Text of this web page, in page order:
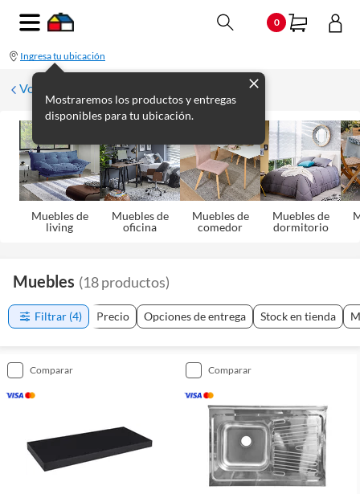
0
Ingresa tu ubicación
Mostraremos los productos y entregas
disponibles para tu ubicación.
Volver
Muebles de
living
Muebles de
oficina
Muebles de
comedor
Muebles de
dormitorio
Muebles (18productos)
Filtrar (4) Precio Opciones de entrega Stock en tienda
comparar comparar